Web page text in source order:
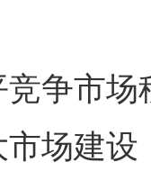
市场
场建